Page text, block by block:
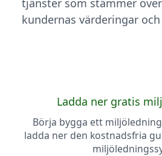
tjänster som stämmer
kundernas värderingar
Ladda ner gratis
Börja bygga ett
ladda ner den kostnadsfria